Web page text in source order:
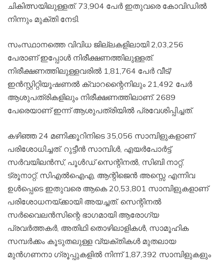
ചികിത്സയിലുള്ളത്. 73,904 പേര്‍ ഇതുവരെ കോവിഡില്‍
നിന്നും മുക്തി നേടി.
സംസ്ഥാനത്തെ വിവിധ ജില്ലകളിലായി 2,03,256
പേരാണ് ഇപ്പോള്‍ നിരീക്ഷണത്തിലുള്ളത്.
നിരീക്ഷണത്തിലുള്ളവരില്‍ 1,81,764 പേര്‍ വീട്/
ഇന്‍സ്റ്റിറ്റിയൂഷണല്‍ ക്വാറന്റൈനിലും 21,492 പേര്‍
ആശുപത്രികളിലും നിരീക്ഷണത്തിലാണ്. 2689
പേരെയാണ് ഇന്ന് ആശുപത്രിയില്‍ പ്രവേശിപ്പിച്ചത്.
കഴിഞ്ഞ 24 മണിക്കൂറിനിടെ 35,056 സാമ്പിളുകളാണ്
പരിശോധിച്ചത്. റുട്ടീന്‍ സാമ്പിള്‍, എയര്‍പോര്‍ട്ട്
സര്‍വയിലന്‍സ്, പൂള്‍ഡ് സെന്റിനല്‍, സിബി നാറ്റ്,
ട്രൂനാറ്റ്, സിഎല്‍ഐഎ, ആന്റിജെന്‍ അസ്സെ എന്നിവ
ഉള്‍പ്പെടെ ഇതുവരെ ആകെ 20,53,801 സാമ്പിളുകളാണ്
പരിശോധനയ്ക്കായി അയച്ചത്. സെന്റിനല്‍
സര്‍വൈലന്‍സിന്റെ ഭാഗമായി ആരോഗ്യ
പ്രവര്‍ത്തകര്‍, അതിഥി തൊഴിലാളികള്‍, സാമൂഹിക
സമ്പര്‍ക്കം കൂടുതലുള്ള വ്യക്തികള്‍ മുതലായ
മുന്‍ഗണനാ ഗ്രൂപ്പുകളില്‍ നിന്ന് 1,87,392 സാമ്പിളുകളും